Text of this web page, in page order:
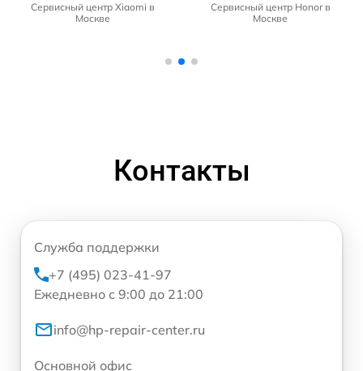
Сервисный центр Xiaomi в
Москве
Сервисный центр Honor в
Москве
Контакты
Служба поддержки
+7 (495) 023-41-97
Ежедневно с 9:00 до 21:00
info@hp-repair-center.ru
Основной офис